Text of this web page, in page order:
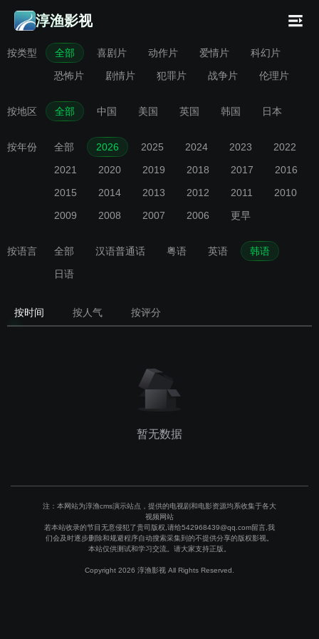
淳渔影视
按类型 全部 喜剧片 动作片 爱情片
科幻片
恐怖片
剧情片 犯罪片 战争片 伦理片
按地区 全部 中国 美国 英国 韩国 日本
按年份 全部 2026 2025 2024 2023
2022
2021
2020 2019 2018 2017
2016
2015
2014 2013 2012 2011
2010
2009
2008 2007 2006 更早
按语言 全部 汉语普通话 粤语 英语
韩语
日语
按时间 按人气 按评分
暂无数据
注：本网站为淳渔cms演示站点，提供的电视剧和电影资源均系收集于各大
视频网站
若本站收录的节目无意侵犯了贵司版权,请给542968439@qq.com留言,我
们会及时逐步删除和规避程序自动搜索采集到的不提供分享的版权影视。
本站仅供测试和学习交流。请大家支持正版。
Copyright 2026 淳渔影视 All Rights Reserved.